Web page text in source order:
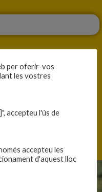
per oferir-vos
les vostres
accepteu l'ús de
accepteu les
d'aquest lloc